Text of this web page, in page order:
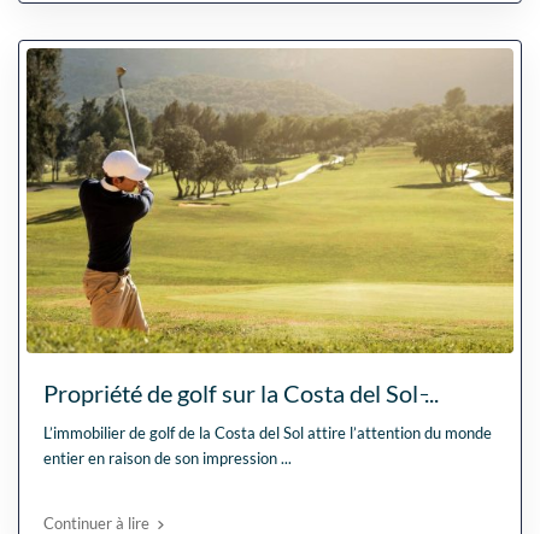
Propriété de golf sur la Costa del Sol ̵...
L’immobilier de golf de la Costa del Sol attire l’attention du monde
entier en raison de son impression...
Continuer à lire